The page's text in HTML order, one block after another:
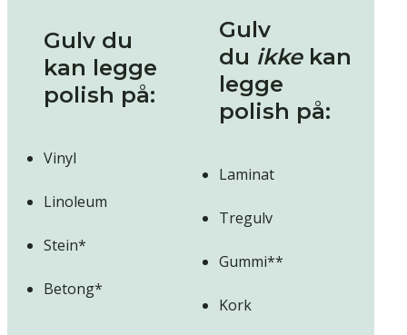
Gulv du
kan legge
polish på:
Vinyl
Linoleum
Stein*
Betong*
Gulv
du ikke kan
legge
polish på:
Laminat
Tregulv
Gummi**
Kork